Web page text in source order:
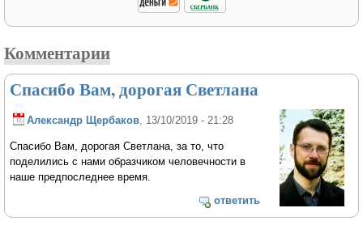
Комментарии
Спасибо Вам, дорогая Светлана
Александр Щербаков , 13/10/2019 - 21:28
Спасибо Вам, дорогая Светлана, за то, что
поделились с нами образчиком человечности в
наше предпоследнее время.
ответить